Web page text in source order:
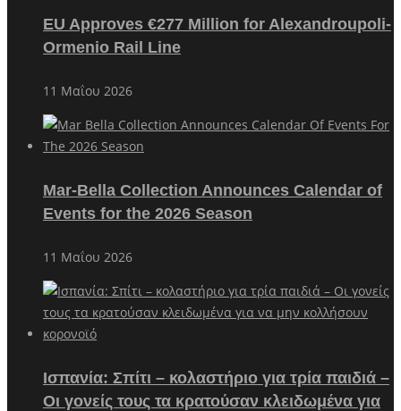
EU Approves €277 Million for Alexandroupoli-
Ormenio Rail Line
11 Μαΐου 2026
Mar-Bella Collection Announces Calendar of
Events for the 2026 Season
11 Μαΐου 2026
Ισπανία: Σπίτι – κολαστήριο για τρία παιδιά –
Οι γονείς τους τα κρατούσαν κλειδωμένα για